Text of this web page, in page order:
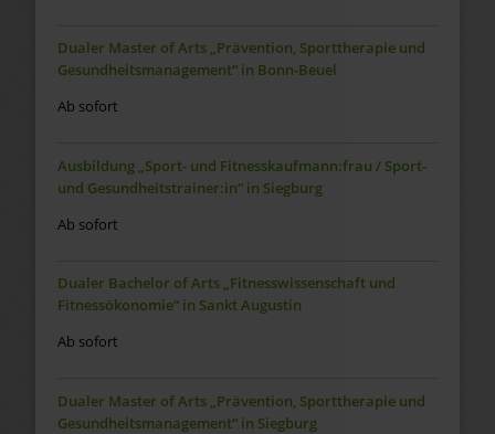
Dualer Master of Arts „Prävention, Sporttherapie und
Gesundheitsmanagement“ in Bonn-Beuel
Ab sofort
Ausbildung „Sport- und Fitnesskaufmann:frau / Sport-
und Gesundheitstrainer:in“ in Siegburg
Ab sofort
Dualer Bachelor of Arts „Fitnesswissenschaft und
Fitnessökonomie“ in Sankt Augustin
Ab sofort
Dualer Master of Arts „Prävention, Sporttherapie und
Gesundheitsmanagement“ in Siegburg